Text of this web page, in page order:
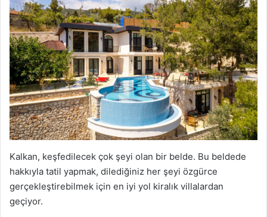
Kalkan, keşfedilecek çok şeyi olan bir belde. Bu beldede
hakkıyla tatil yapmak, dilediğiniz her şeyi özgürce
gerçekleştirebilmek için en iyi yol kiralık villalardan
geçiyor.